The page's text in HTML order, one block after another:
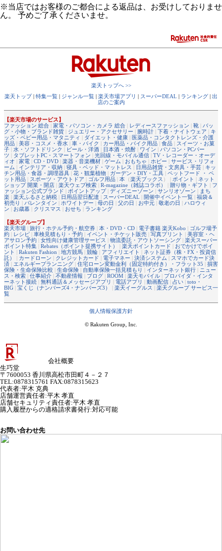
※当店ではお客様のご都合による返品は、お受けしておりませ
ん。 予めご了承くださいませ。
楽天トップへ >>
楽天トップ| 特集一覧 | ジャンル一覧 | 楽天市場アプリ | スーパーDEAL | ランキング | 出
店のご案内
【楽天市場のサービス】
ファッション 総合 | 家電・パソコン・カメラ 総合 | レディースファッション | 靴 | バッ
グ・小物・ブランド雑貨 | ジュエリー・アクセサリー | 腕時計 | 下着・ナイトウェア | キ
ッズ・ベビー用品・マタニティ | ダイエット・健康 | 医薬品・コンタクトレンズ・介護
用品 | 美容・コスメ・香水 | 車・バイク | カー用品・バイク用品 | 食品 | スイーツ・お菓
子 | 水・ソフトドリンク | ビール・洋酒 | 日本酒・焼酎 | ワイン | パソコン・PCパー
ツ | タブレットPC・スマートフォン | 光回線・モバイル通信 | TV・レコーダー・オーデ
ィオ | 家電 | CD・DVD | 楽器・音楽機材 | ゲーム | おもちゃ | ホビー | サービス・リフォ
ーム | インテリア・収納 | 寝具・ベッド・マットレス | 日用品雑貨・文房具・手芸 | キッ
チン用品・食器・調理器具 | 花・観葉植物 | ガーデン・DIY・工具 | ペットフード ・ ペ
ット用品 | スポーツ・アウトドア | ゴルフ用品 | 本 （楽天ブックス ） | ポイント | ネット
ショップ 開業・開店 | 楽天ウェブ検索 | R-magazine（雑誌コラボ） | 贈り物・ギフト | フ
ァッション公式ブランド | ポイントアップ| ディズニーゾーン | サンリオゾーン | まち
楽 | 楽天ふるさと納税 | 日用品翌日配達 | スーパーDEAL | 開催中イベント一覧 | 福袋＆
初売り | バレンタイン | ホワイトデー | 母の日 | 父の日 | お中元 | 敬老の日 | ハロウィ
ン | お歳暮 | クリスマス | おせち | ランキング
【楽天グループ】
楽天市場 | 旅行・ホテル予約・航空券 | 本・DVD・CD | 電子書籍 楽天Kobo | ゴルフ場予
約 | レシピ | 車検見積もり・予約 | イベント・チケット販売 | 写真プリント | 美容室・ヘ
アサロン予約 | 女性向け健康管理サービス | 物流委託・アウトソーシング | 楽天スーパー
ポイント特集 | Rebates（ポイント提携サイト） | 楽天ポイントカード | おでかけでポイ
ント | Rakuten Fashion | 地方競馬 | 競輪 | アフィリエイト | ネット証券（株・FX・投資信
託）
| カードローン | クレジットカード | 電子マネー | 決済システム | スマホでカード決
済 | エネルギープランニング | 住宅ローン変動金利（固定特約付き）・フラット35 | 損害
保険・生命保険比較 | 生命保険 | 自動車保険一括見積もり | インターネット銀行 | ニュー
ス・検索 | 仕事紹介 | 不動産情報 | ブログ | ROOM | 楽天モバイル | プロバイダ・インタ
ーネット接続 | 無料通話＆メッセージアプリ | 電話アプリ | 動画配信 | 占い | toto・
BIG | 宝くじ（ナンバーズ4・ナンバーズ3） | 楽天イーグルス | 楽天グループ サービス一
覧
個人情報保護方針
© Rakuten Group, Inc.
会社概要
生巧堂
〒7600053 香川県高松市田町４－２７
TEL:0878315761 FAX:0878315623
代表者:平木 克典
店舗運営責任者:平木 孝直
店舗セキュリティ責任者:平木 孝直
購入履歴からの適格請求書発行:対応可能
お問い合わせ先